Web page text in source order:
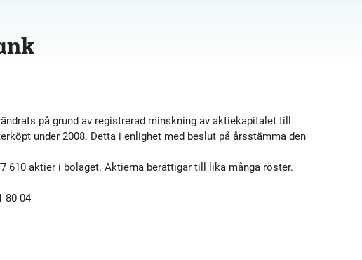
på grund av registrerad minskning av aktiekapitalet till
under 2008. Detta i enlighet med beslut på årsstämma den
610 aktier i bolaget. Aktierna berättigar till lika många röster.
80 04